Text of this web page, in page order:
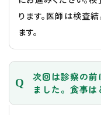
ります。医師は検査
ます。
次回は診察の
ました。食事